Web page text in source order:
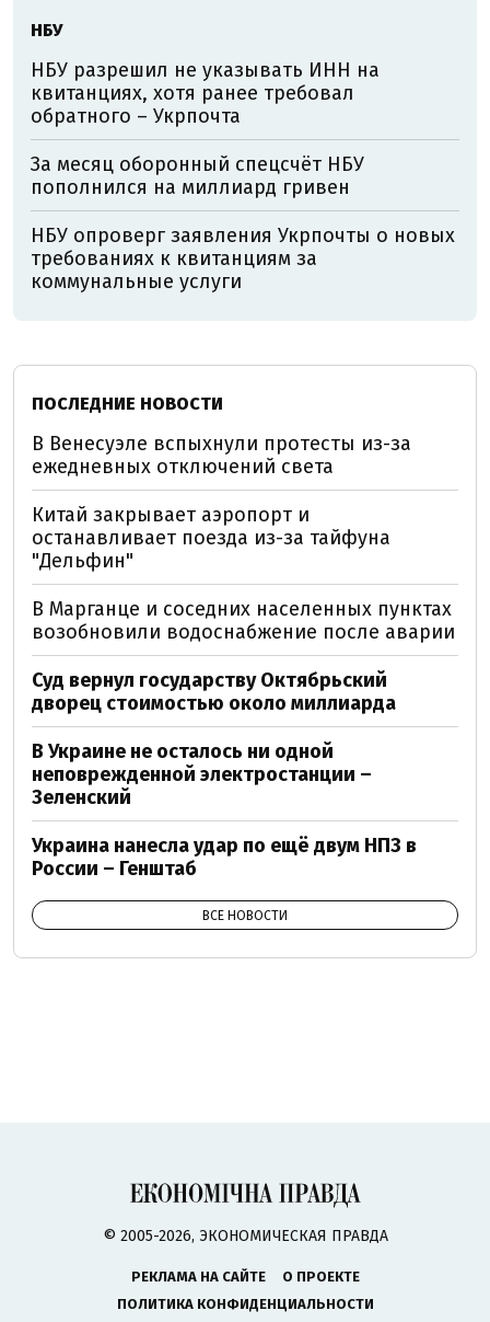
НБУ
НБУ разрешил не указывать ИНН на
квитанциях, хотя ранее требовал
обратного – Укрпочта
За месяц оборонный спецсчёт НБУ
пополнился на миллиард гривен
НБУ опроверг заявления Укрпочты о новых
требованиях к квитанциям за
коммунальные услуги
ПОСЛЕДНИЕ НОВОСТИ
В Венесуэле вспыхнули протесты из-за
ежедневных отключений света
Китай закрывает аэропорт и
останавливает поезда из-за тайфуна
"Дельфин"
В Марганце и соседних населенных пунктах
возобновили водоснабжение после аварии
Суд вернул государству Октябрьский
дворец стоимостью около миллиарда
В Украине не осталось ни одной
неповрежденной электростанции –
Зеленский
Украина нанесла удар по ещё двум НПЗ в
России – Генштаб
ВСЕ НОВОСТИ
© 2005-2026, ЭКОНОМИЧЕСКАЯ ПРАВДА
РЕКЛАМА НА САЙТЕ
О ПРОЕКТЕ
ПОЛИТИКА КОНФИДЕНЦИАЛЬНОСТИ